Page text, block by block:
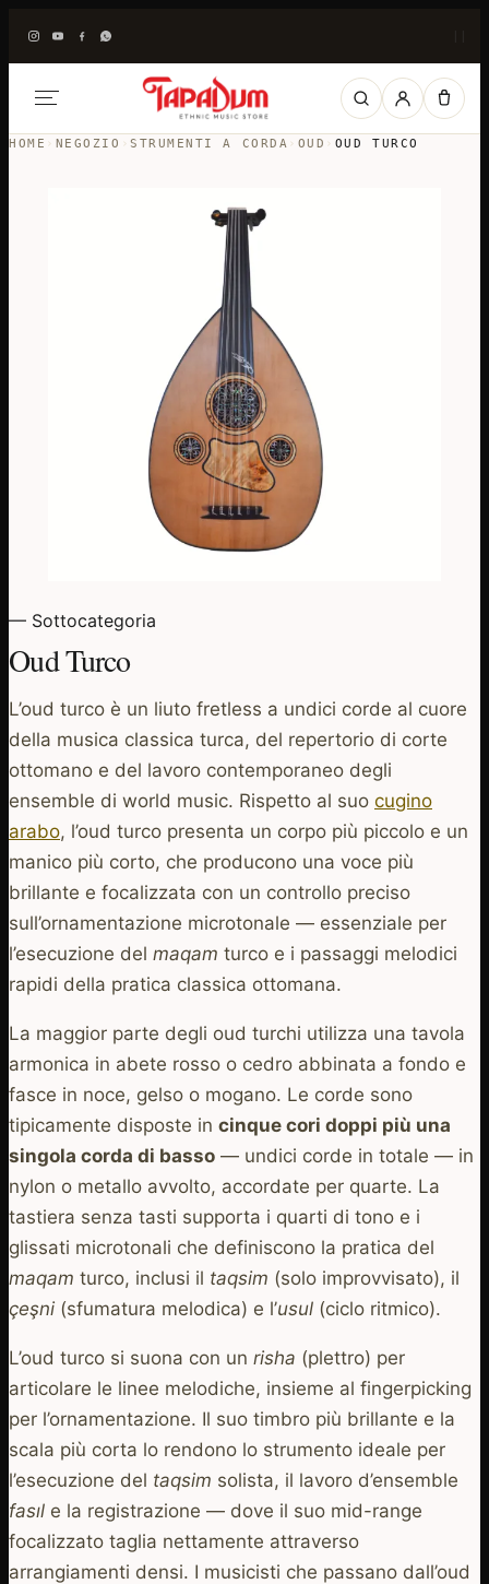
HOME › NEGOZIO ›STRUMENTI A CORDA › OUD › OUD TURCO
— Sottocategoria
Oud Turco
L’oud turco è un liuto fretless a undici corde al cuore
della musica classica turca, del repertorio di corte
ottomano e del lavoro contemporaneo degli
ensemble di world music. Rispetto al suo cugino
arabo, l’oud turco presenta un corpo più piccolo e un
manico più corto, che producono una voce più
brillante e focalizzata con un controllo preciso
sull’ornamentazione microtonale — essenziale per
l’esecuzione del maqam turco e i passaggi melodici
rapidi della pratica classica ottomana.
La maggior parte degli oud turchi utilizza una tavola
armonica in abete rosso o cedro abbinata a fondo e
fasce in noce, gelso o mogano. Le corde sono
tipicamente disposte in cinque cori doppi più una
singola corda di basso — undici corde in totale — in
nylon o metallo avvolto, accordate per quarte. La
tastiera senza tasti supporta i quarti di tono e i
glissati microtonali che definiscono la pratica del
maqam turco, inclusi il taqsim (solo improvvisato), il
çeşni (sfumatura melodica) e l’usul (ciclo ritmico).
L’oud turco si suona con un risha (plettro) per
articolare le linee melodiche, insieme al fingerpicking
per l’ornamentazione. Il suo timbro più brillante e la
scala più corta lo rendono lo strumento ideale per
l’esecuzione del taqsim solista, il lavoro d’ensemble
fasıl e la registrazione — dove il suo mid-range
focalizzato taglia nettamente attraverso
arrangiamenti densi. I musicisti che passano dall’oud